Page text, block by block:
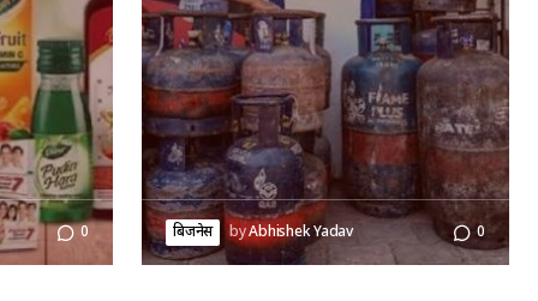
0 बिजनेस byAbhishek Yadav 0